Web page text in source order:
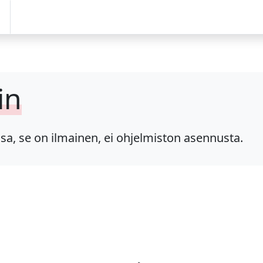
se on ilmainen, ei ohjelmiston asennusta.